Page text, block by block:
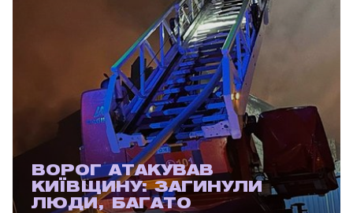
ВОРОГ АТАКУВАВ
КИЇВЩИНУ: ЗАГИНУЛИ
ЛЮДИ, БАГАТО